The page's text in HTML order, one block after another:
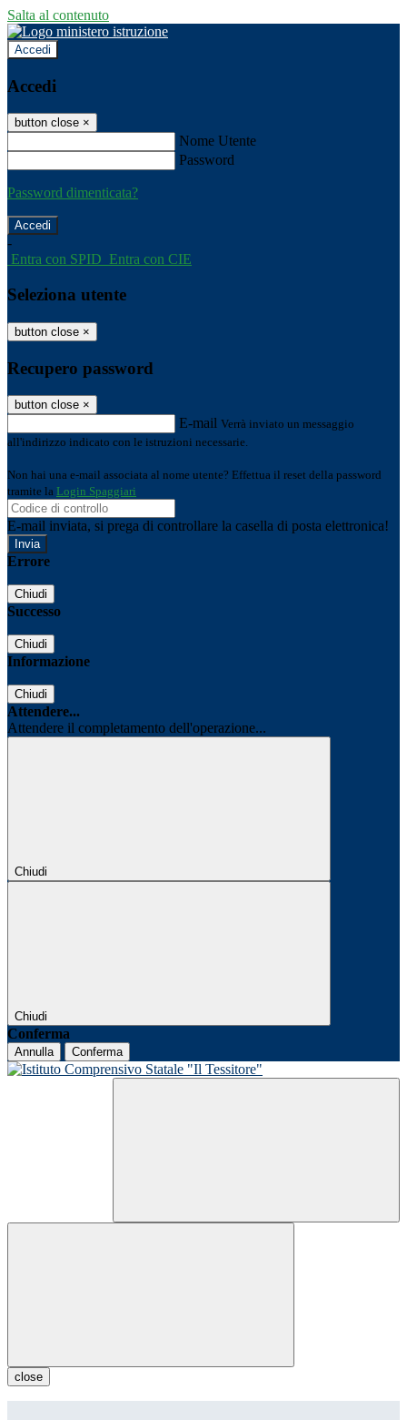
Salta al contenuto
Accedi
Accedi
button close ×
Nome Utente
Password
Password dimenticata?
-
Entra con SPID Entra con CIE
Seleziona utente
button close ×
Recupero password
button close ×
E-mail Verrà inviato un messaggio
all'indirizzo indicato con le istruzioni necessarie.
Non hai una e-mail associata al nome utente? Effettua il reset della password
tramite la Login Spaggiari
E-mail inviata, si prega di controllare la casella di posta elettronica!
Errore
Chiudi
Successo
Chiudi
Informazione
Chiudi
Attendere...
Attendere il completamento dell'operazione...
Chiudi
Chiudi
Conferma
Annulla Conferma
close